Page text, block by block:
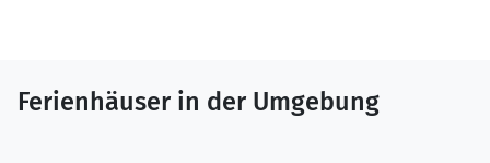
Ferienhäuser in der Umgebung